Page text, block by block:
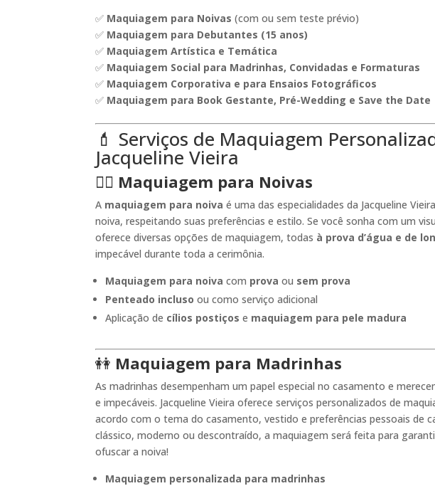
✅ Maquiagem para Noivas (com ou sem teste prévio)
✅ Maquiagem para Debutantes (15 anos)
✅ Maquiagem Artística e Temática
✅ Maquiagem Social para Madrinhas, Convidadas e Formaturas
✅ Maquiagem Corporativa e para Ensaios Fotográficos
✅ Maquiagem para Book Gestante, Pré-Wedding e Save the Date
💄 Serviços de Maquiagem
Jacqueline Vieira
👰‍♀️ Maquiagem para Noivas
A maquiagem para noiva é uma das especialidades da Jacqueline
noiva, respeitando suas preferências e estilo. Se você sonha com um
oferece diversas opções de maquiagem, todas à prova d’água e de
impecável durante toda a cerimônia.
Maquiagem para noiva com prova ou sem prova
Penteado incluso ou como serviço adicional
Aplicação de cílios postiços e maquiagem para pele madura
👭 Maquiagem para Madrinhas
As madrinhas desempenham um papel especial no casamento e
e impecáveis. Jacqueline Vieira oferece serviços personalizados de
acordo com o tema do casamento, vestido e preferências pessoais de
clássico, moderno ou descontraído, a maquiagem será feita para
ofuscar a noiva!
Maquiagem personalizada para madrinhas